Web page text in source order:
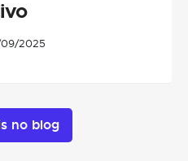
09/2025
no blog